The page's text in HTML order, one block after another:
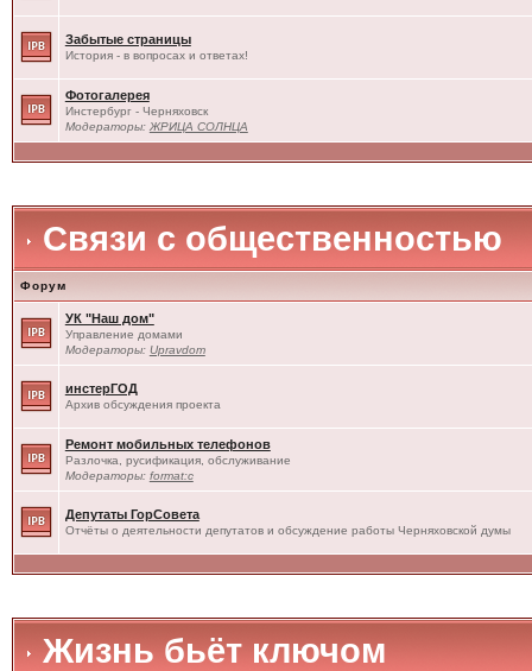
Забытые страницы
История - в вопросах и ответах!
Фотогалерея
Инстербург - Черняховск
Модераторы: ЖРИЦА СОЛНЦА
Связи с общественностью
Форум
УК "Наш дом"
Управление домами
Модераторы: Upravdom
инстерГОД
Архив обсуждения проекта
Ремонт мобильных телефонов
Разлочка, русификация, обслуживание
Модераторы: format:c
Депутаты ГорСовета
Отчёты о деятельности депутатов и обсуждение работы Черняховской думы
Жизнь бьёт ключом